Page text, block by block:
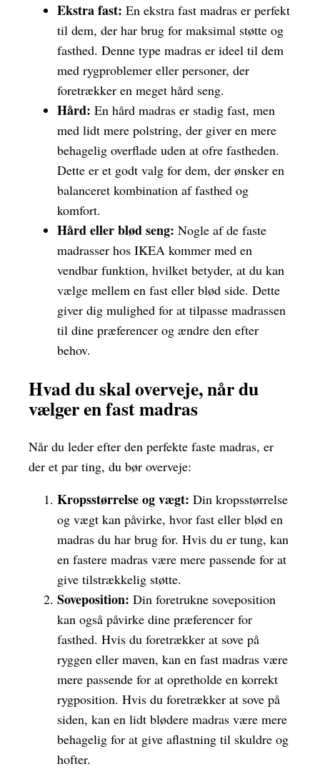
Ekstra fast: En ekstra fast madras er perfekt
til dem, der har brug for maksimal støtte og
fasthed. Denne type madras er ideel til dem
med rygproblemer eller personer, der
foretrækker en meget hård seng.
Hård: En hård madras er stadig fast, men
med lidt mere polstring, der giver en mere
behagelig overflade uden at ofre fastheden.
Dette er et godt valg for dem, der ønsker en
balanceret kombination af fasthed og
komfort.
Hård eller blød seng: Nogle af de faste
madrasser hos IKEA kommer med en
vendbar funktion, hvilket betyder, at du kan
vælge mellem en fast eller blød side. Dette
giver dig mulighed for at tilpasse madrassen
til dine præferencer og ændre den efter
behov.
Hvad du skal overveje, når du
vælger en fast madras
Når du leder efter den perfekte faste madras, er
der et par ting, du bør overveje:
Kropsstørrelse og vægt: Din kropsstørrelse
og vægt kan påvirke, hvor fast eller blød en
madras du har brug for. Hvis du er tung, kan
en fastere madras være mere passende for at
give tilstrækkelig støtte.
Soveposition: Din foretrukne soveposition
kan også påvirke dine præferencer for
fasthed. Hvis du foretrækker at sove på
ryggen eller maven, kan en fast madras være
mere passende for at opretholde en korrekt
rygposition. Hvis du foretrækker at sove på
siden, kan en lidt blødere madras være mere
behagelig for at give aflastning til skuldre og
hofter.